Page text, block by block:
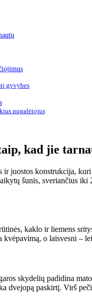
gyvybes
nugalėtojus
kad jie
ir juostos konstrukcija,
šunis, sveriančius
kaklo ir liemens
o laisvesni –
skydelių padidina
dvejopą paskirtį. Virš